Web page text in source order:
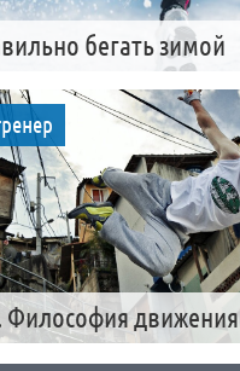
бегать зимой
Философия движения